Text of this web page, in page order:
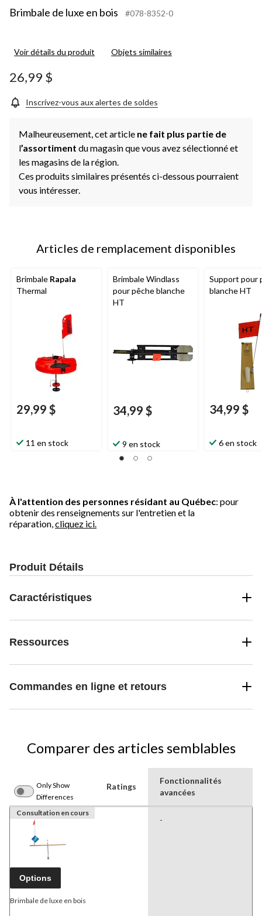
Brimbale de luxe en bois #078-8352-0
Voir détails du produit Objets similaires
26,99 $
Inscrivez-vous aux alertes de soldes
Malheureusement, cet article ne fait plus partie de
l’assortiment du magasin que vous avez sélectionné et
les magasins de la région.
Ces produits similaires présentés ci-dessous pourraient
vous intéresser.
Articles de remplacement disponibles
Brimbale Rapala
Thermal
29,99 $
11 en stock
Brimbale Windlass
pour pêche blanche
HT
34,99 $
9 en stock
Support pour
blanche HT
34,99 $
6 en stock
À l'attention des personnes résidant au Québec: pour
obtenir des renseignements sur l'entretien et la
réparation, cliquez ici.
Produit Détails
Caractéristiques
Ressources
Commandes en ligne et retours
Comparer des articles semblables
Only Show
Differences
Ratings
Fonctionnalités
avancées
Consultation en cours
Options
Brimbale de luxe en bois
-